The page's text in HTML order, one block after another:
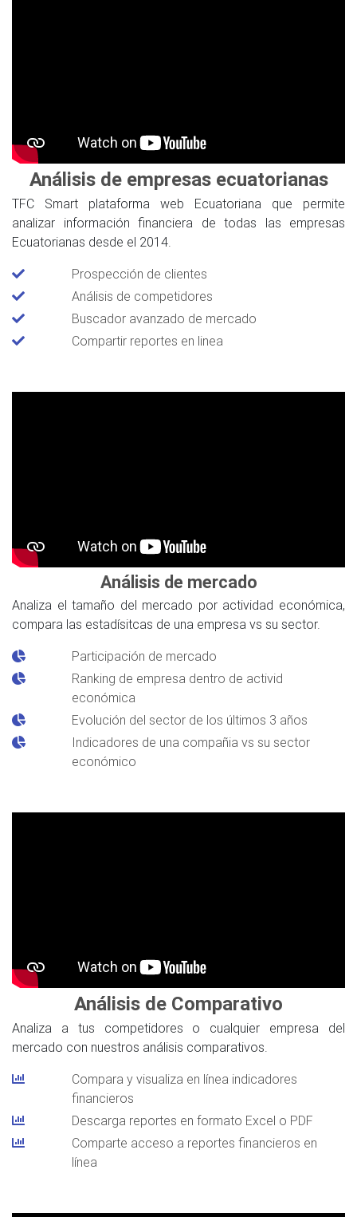
Análisis de empresas ecuatorianas
TFC Smart plataforma web Ecuatoriana que permite
analizar información financiera de todas las empresas
Ecuatorianas desde el 2014.
Prospección de clientes
Análisis de competidores
Buscador avanzado de mercado
Compartir reportes en linea
Análisis de mercado
Analiza el tamaño del mercado por actividad económica,
compara las estadísitcas de una empresa vs su sector.
Participación de mercado
Ranking de empresa dentro de activid
económica
Evolución del sector de los últimos 3 años
Indicadores de una compañia vs su sector
económico
Análisis de Comparativo
Analiza a tus competidores o cualquier empresa del
mercado con nuestros análisis comparativos.
Compara y visualiza en línea indicadores
financieros
Descarga reportes en formato Excel o PDF
Comparte acceso a reportes financieros en
línea